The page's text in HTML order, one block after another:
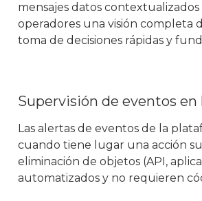
mensajes datos
operadores una visión completa
toma de decisiones rápidas y
Supervisión de eventos en
Las alertas de eventos de la
cuando tiene lugar una acción
eliminación de objetos (API,
automatizados y no requieren